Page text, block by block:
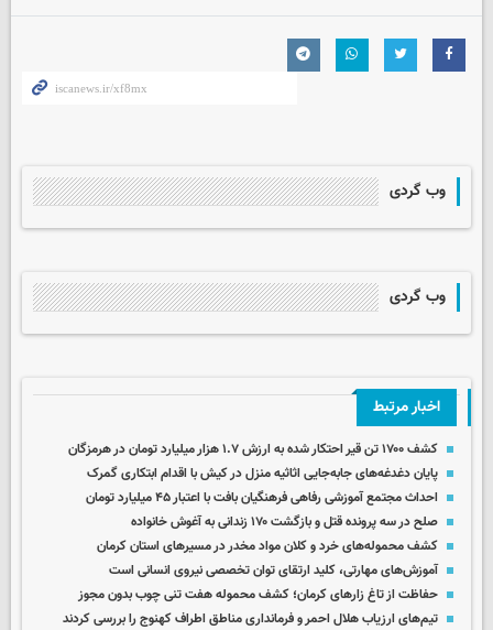
وب گردی
وب گردی
اخبار مرتبط
کشف ۱۷۰۰ تن قیر احتکار شده به ارزش ۱.۷ هزار میلیارد تومان در هرمزگان
پایان دغدغه‌های جابه‌جایی اثاثیه منزل در کیش با اقدام ابتکاری گمرک
احداث مجتمع آموزشی رفاهی فرهنگیان بافت با اعتبار ۴۵ میلیارد تومان
صلح در سه پرونده قتل و بازگشت ۱۷۰ زندانی به آغوش خانواده
کشف محموله‌های خرد و کلان مواد مخدر در مسیرهای استان کرمان
آموزش‌های مهارتی، کلید ارتقای توان تخصصی نیروی انسانی است
حفاظت از تاغ زارهای کرمان؛ کشف محموله هفت تنی چوب بدون مجوز
تیم‌های ارزیاب هلال احمر و فرمانداری مناطق اطراف کهنوج را بررسی کردند